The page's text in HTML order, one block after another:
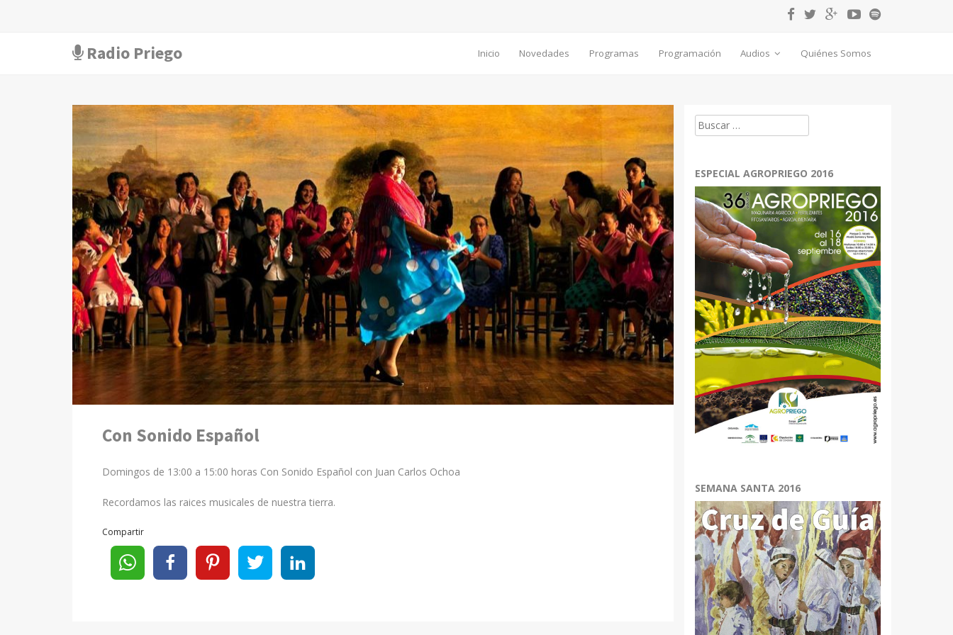
Radio Priego Inicio Novedades Programas Programación Audios Quiénes Somos
Con Sonido Español
Domingos de 13:00 a 15:00 horas Con Sonido Español con Juan Carlos Ochoa
Recordamos las raices musicales de nuestra tierra.
Compartir
Buscar:
ESPECIAL AGROPRIEGO 2016
SEMANA SANTA 2016